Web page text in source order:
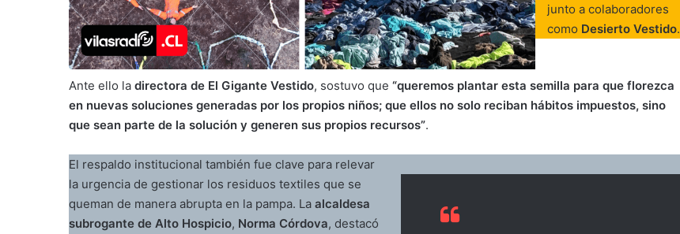
junto a colaboradores
como Desierto Vestido.
Ante ello la directora de El Gigante Vestido, sostuvo que “queremos plantar esta semilla para que florezca
en nuevas soluciones generadas por los propios niños; que ellos no solo reciban hábitos impuestos, sino
que sean parte de la solución y generen sus propios recursos”.
El respaldo institucional también fue clave para relevar
la urgencia de gestionar los residuos textiles que se
queman de manera abrupta en la pampa. La alcaldesa
subrogante de Alto Hospicio, Norma Córdova, destacó